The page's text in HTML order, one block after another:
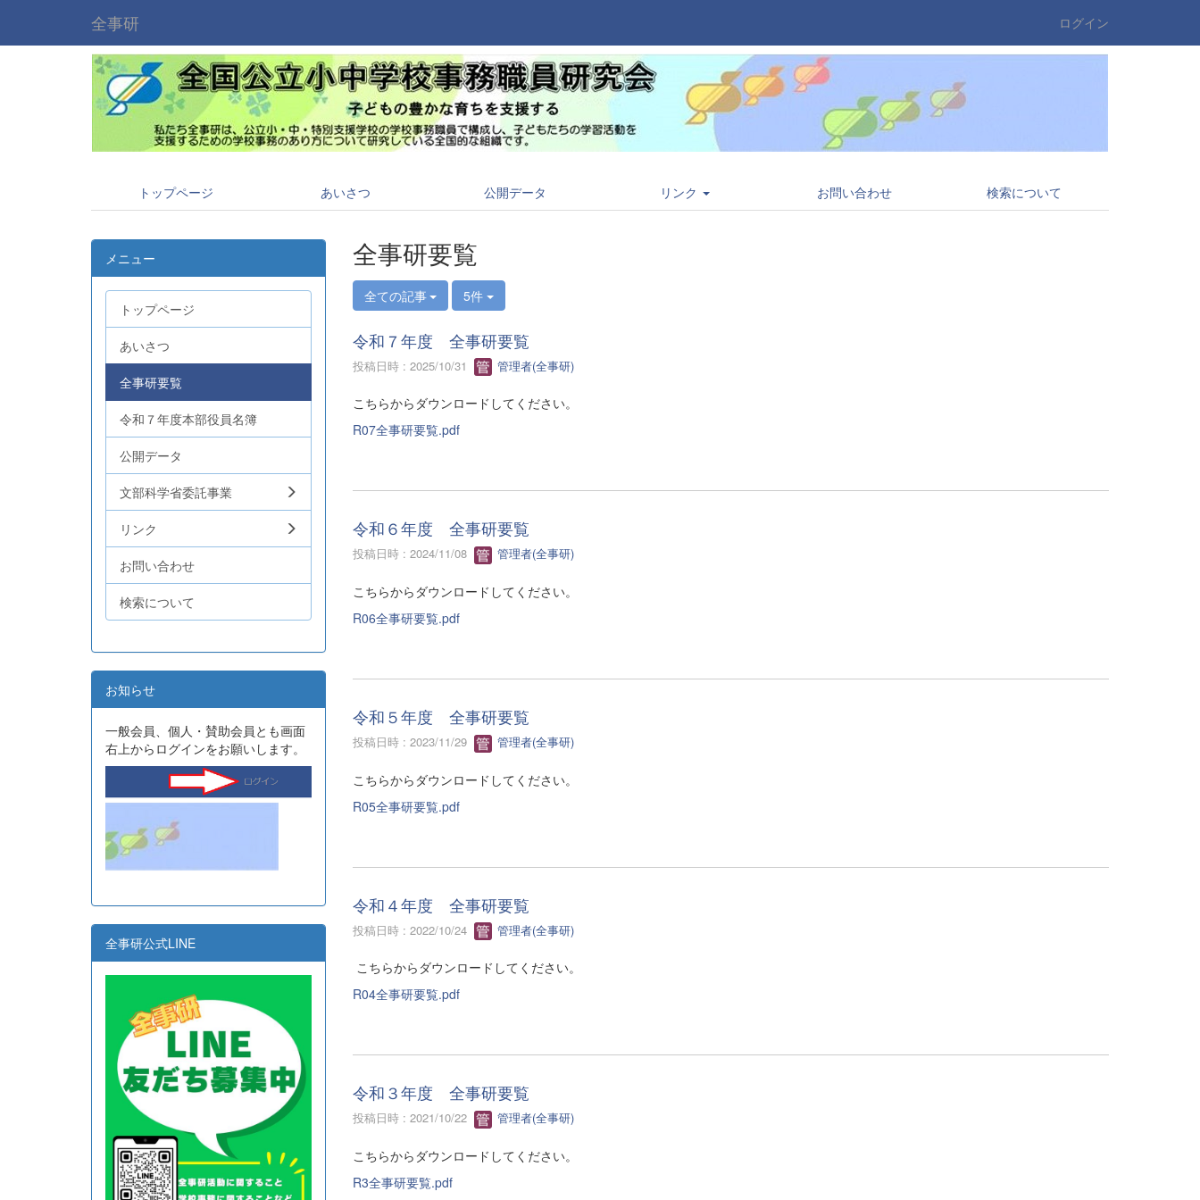
全事研 ログイン
トップページ あいさつ 公開データ リンク お問い合わせ 検索について
全事研要覧
全ての記事 5件
令和７年度 全事研要覧
投稿日時 : 2025/10/31 管理者(全事研)
こちらからダウンロードしてください。
R07全事研要覧.pdf
令和６年度 全事研要覧
投稿日時 : 2024/11/08 管理者(全事研)
こちらからダウンロードしてください。
R06全事研要覧.pdf
令和５年度 全事研要覧
投稿日時 : 2023/11/29 管理者(全事研)
こちらからダウンロードしてください。
R05全事研要覧.pdf
令和４年度 全事研要覧
投稿日時 : 2022/10/24 管理者(全事研)
こちらからダウンロードしてください。
R04全事研要覧.pdf
令和３年度 全事研要覧
投稿日時 : 2021/10/22 管理者(全事研)
こちらからダウンロードしてください。
R3全事研要覧.pdf
メニュー
トップページ
あいさつ
全事研要覧
令和７年度本部役員名簿
公開データ
文部科学省委託事業
リンク
お問い合わせ
検索について
お知らせ
一般会員、個人・賛助会員とも画面
右上からログインをお願いします。
全事研公式LINE